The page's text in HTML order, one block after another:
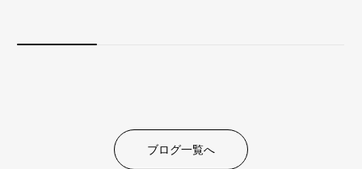
ブログ一覧へ